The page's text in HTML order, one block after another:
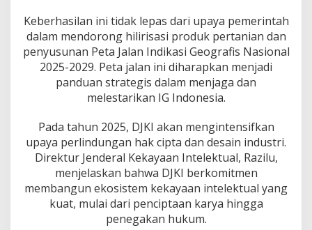
n
D
e
s
a
i
n
I
d
u
s
t
r
i
Keberhasilan ini tidak lepas dari upaya pemerintah
dalam mendorong hilirisasi produk pertanian dan
penyusunan Peta Jalan Indikasi Geografis Nasional
2025-2029. Peta jalan ini diharapkan menjadi
panduan strategis dalam menjaga dan
melestarikan IG Indonesia.
Pada tahun 2025, DJKI akan mengintensifkan
upaya perlindungan hak cipta dan desain industri.
Direktur Jenderal Kekayaan Intelektual, Razilu,
menjelaskan bahwa DJKI berkomitmen
membangun ekosistem kekayaan intelektual yang
kuat, mulai dari penciptaan karya hingga
penegakan hukum.